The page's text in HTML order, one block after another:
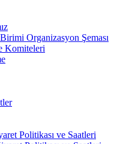
Organizasyon Şeması
Komiteleri
Politikası ve Saatleri